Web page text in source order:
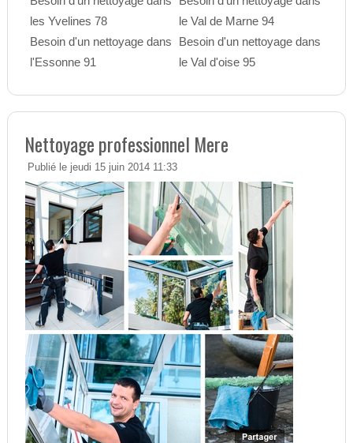
les Yvelines 78
Besoin d'un nettoyage dans
l'Essonne 91
le Val de Marne 94
Besoin d'un nettoyage dans
le Val d'oise 95
Nettoyage professionnel Mere
Publié le jeudi 15 juin 2014 11:33